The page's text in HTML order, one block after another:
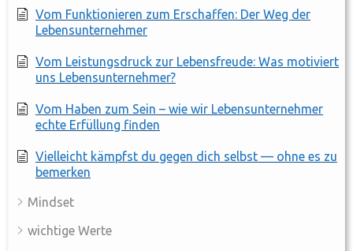
Vom Funktionieren zum Erschaffen: Der Weg der
Lebensunternehmer
Vom Leistungsdruck zur Lebensfreude: Was motiviert
uns Lebensunternehmer?
Vom Haben zum Sein – wie wir Lebensunternehmer
echte Erfüllung finden
Vielleicht kämpfst du gegen dich selbst — ohne es zu
bemerken
Mindset
wichtige Werte